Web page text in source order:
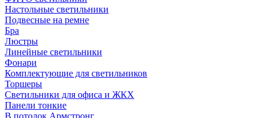
Настольные светильники
Подвесные на ремне
Бра
Люстры
Линейные светильники
Фонари
Комплектующие для светильников
Торшеры
Светильники для офиса и ЖКХ
Панели тонкие
В потолок Армстронг